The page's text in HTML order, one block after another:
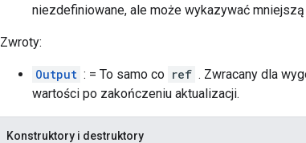
niezdefiniowane, ale może wykazywać
Zwroty:
Output : = To samo co ref . Zwracany dla
wartości po zakończeniu aktualizacji.
Konstruktory i destruktory